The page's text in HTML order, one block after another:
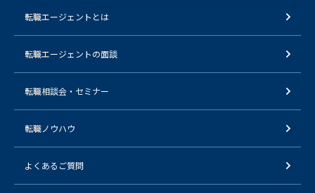
転職エージェントとは
転職エージェントの面談
転職相談会・セミナー
転職ノウハウ
よくあるご質問